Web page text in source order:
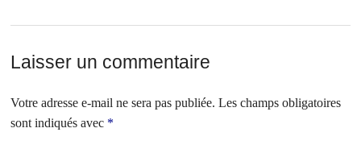
Laisser un commentaire
Votre adresse e-mail ne sera pas publiée. Les champs obligatoires
sont indiqués avec *